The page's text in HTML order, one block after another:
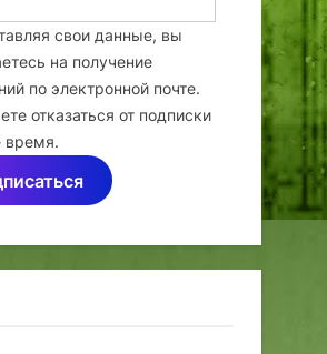
свои данные, вы
на получение
по электронной почте.
отказаться от подписки
время.